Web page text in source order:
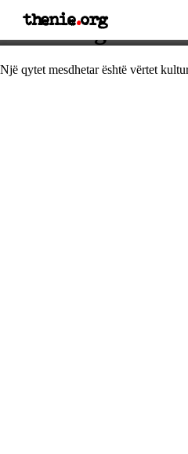
thenie.org
Thënie nga
Një qytet mesdhetar është vërtet